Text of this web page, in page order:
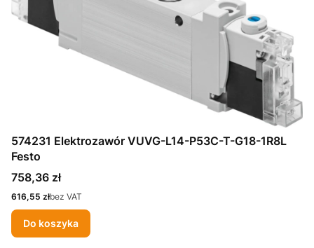
574231 Elektrozawór VUVG-L14-P53C-T-G18-1R8L
Festo
Cena
758,36 zł
Cena
616,55 złbez VAT
Do koszyka